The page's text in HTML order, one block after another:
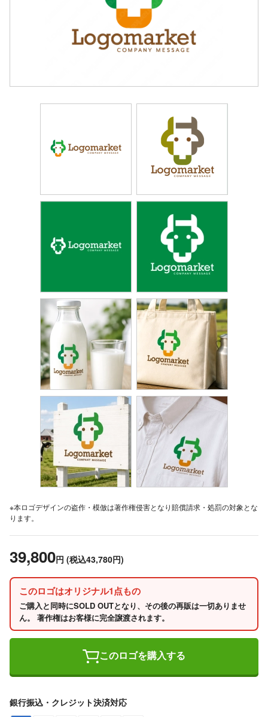
※本ロゴデザインの盗作・模倣は著作権侵害となり賠償請求・処罰の対象とな
ります。
39,800円 (税込43,780円)
このロゴはオリジナル1点もの
ご購入と同時にSOLD OUTとなり、その後の再販は一切ありませ
ん。 著作権はお客様に完全譲渡されます。
このロゴを購入する
銀行振込・クレジット決済対応